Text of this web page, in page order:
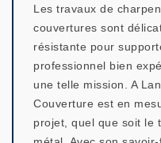
Les travaux de
couvertures sont
résistante pour
professionnel bien
une telle mission. A
Couverture est en
projet, quel que soit le